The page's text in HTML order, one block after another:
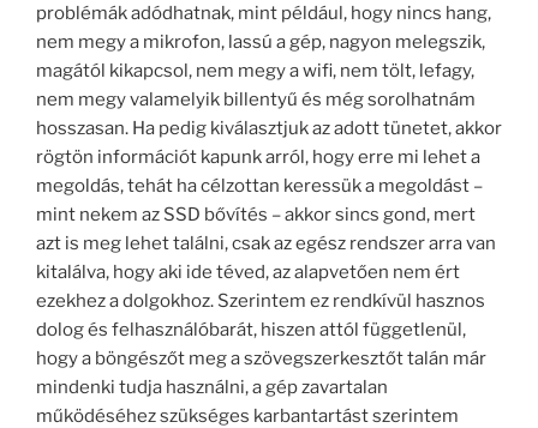
problémák adódhatnak, mint például, hogy nincs hang,
nem megy a mikrofon, lassú a gép, nagyon melegszik,
magától kikapcsol, nem megy a wifi, nem tölt, lefagy,
nem megy valamelyik billentyű és még sorolhatnám
hosszasan. Ha pedig kiválasztjuk az adott tünetet, akkor
rögtön információt kapunk arról, hogy erre mi lehet a
megoldás, tehát ha célzottan keressük a megoldást –
mint nekem az SSD bővítés – akkor sincs gond, mert
azt is meg lehet találni, csak az egész rendszer arra van
kitalálva, hogy aki ide téved, az alapvetően nem ért
ezekhez a dolgokhoz. Szerintem ez rendkívül hasznos
dolog és felhasználóbarát, hiszen attól függetlenül,
hogy a böngészőt meg a szövegszerkesztőt talán már
mindenki tudja használni, a gép zavartalan
működéséhez szükséges karbantartást szerintem